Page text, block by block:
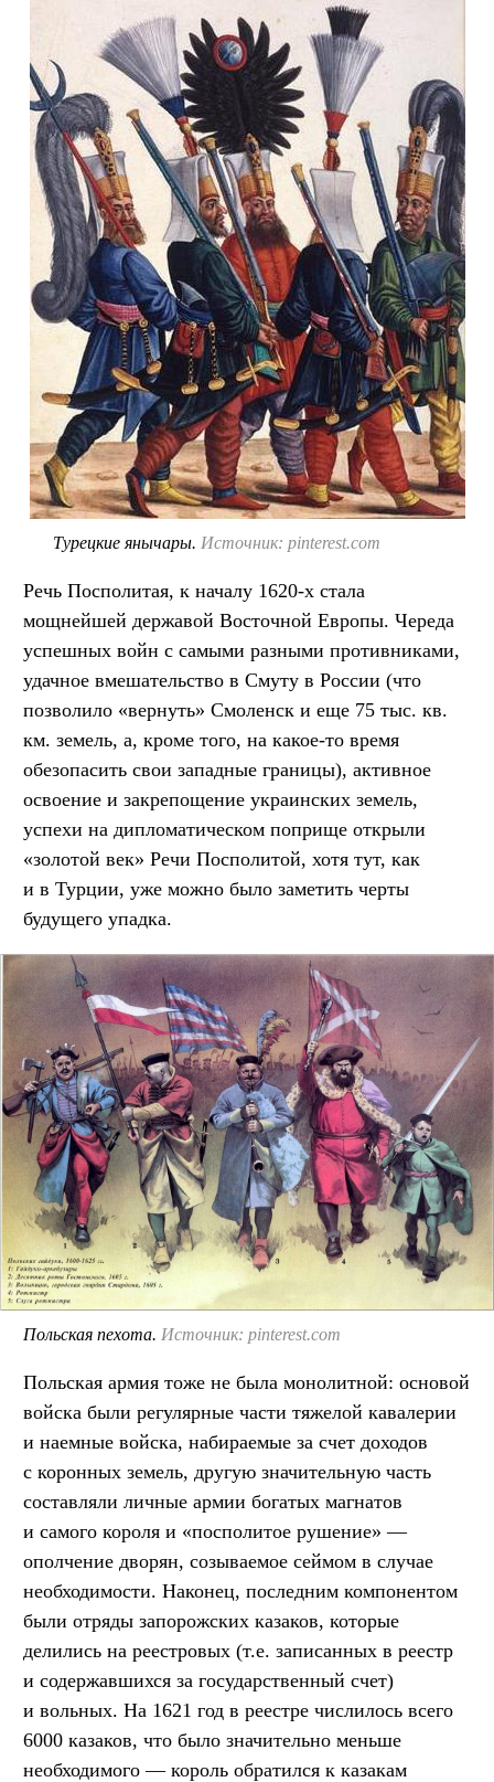
Турецкие янычары. Источник: pinterest.com
Речь Посполитая, к началу 1620-х стала
мощнейшей державой Восточной Европы. Череда
успешных войн с самыми разными противниками,
удачное вмешательство в Смуту в России (что
позволило «вернуть» Смоленск и еще 75 тыс. кв.
км. земель, а, кроме того, на какое-то время
обезопасить свои западные границы), активное
освоение и закрепощение украинских земель,
успехи на дипломатическом поприще открыли
«золотой век» Речи Посполитой, хотя тут, как
и в Турции, уже можно было заметить черты
будущего упадка.
Польская пехота. Источник: pinterest.com
Польская армия тоже не была монолитной: основой
войска были регулярные части тяжелой кавалерии
и наемные войска, набираемые за счет доходов
с коронных земель, другую значительную часть
составляли личные армии богатых магнатов
и самого короля и «посполитое рушение» —
ополчение дворян, созываемое сеймом в случае
необходимости. Наконец, последним компонентом
были отряды запорожских казаков, которые
делились на реестровых (т.е. записанных в реестр
и содержавшихся за государственный счет)
и вольных. На 1621 год в реестре числилось всего
6000 казаков, что было значительно меньше
необходимого — король обратился к казакам